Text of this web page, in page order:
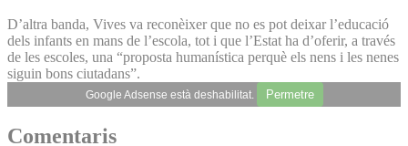
D’altra banda, Vives va reconèixer que no es pot deixar l’educació
dels infants en mans de l’escola, tot i que l’Estat ha d’oferir, a través
de les escoles, una “proposta humanística perquè els nens i les nenes
siguin bons ciutadans”.
Google Adsense està deshabilitat. Permetre
Comentaris